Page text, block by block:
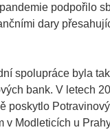
podpořilo
dary
spolupráce byla
bank. V letech
poskytlo
v Modleticích u